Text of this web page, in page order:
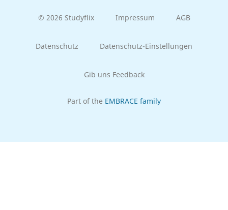
© 2026 Studyflix Impressum AGB
Datenschutz Datenschutz-Einstellungen
Gib uns Feedback
Part of the EMBRACE family